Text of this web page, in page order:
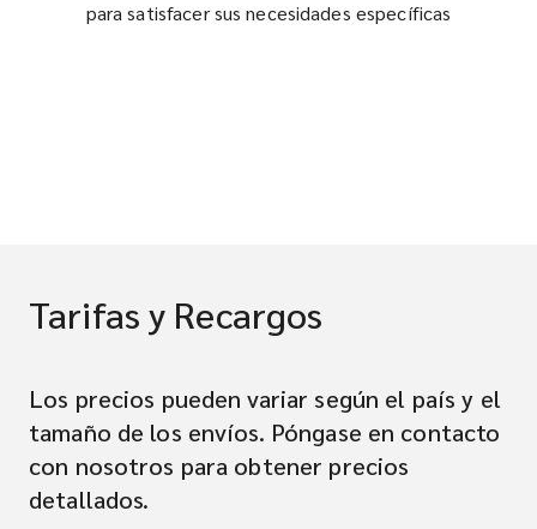
para satisfacer sus necesidades específicas
Tarifas y Recargos
Los precios pueden variar según el país y el
tamaño de los envíos. Póngase en contacto
con nosotros para obtener precios
detallados.